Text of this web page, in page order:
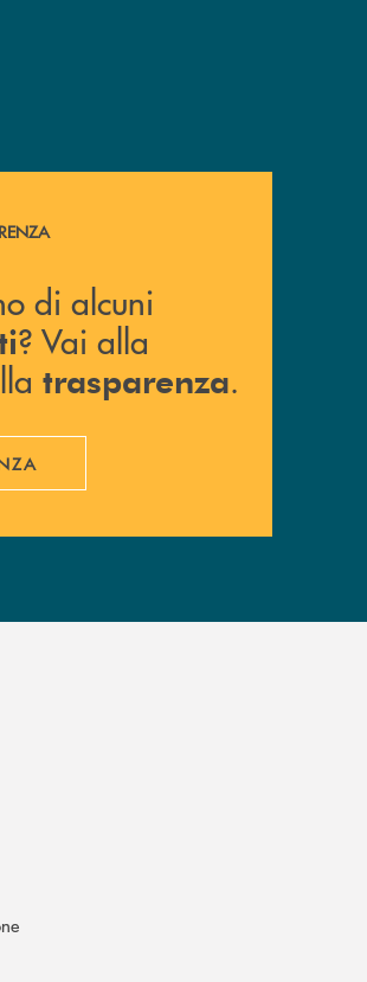
documenti ? Vai alla pagina della
di alcuni
? Vai alla
trasparenza.